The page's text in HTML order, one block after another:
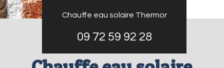
Chauffe eau solaire Thermor
09 72 59 92 28